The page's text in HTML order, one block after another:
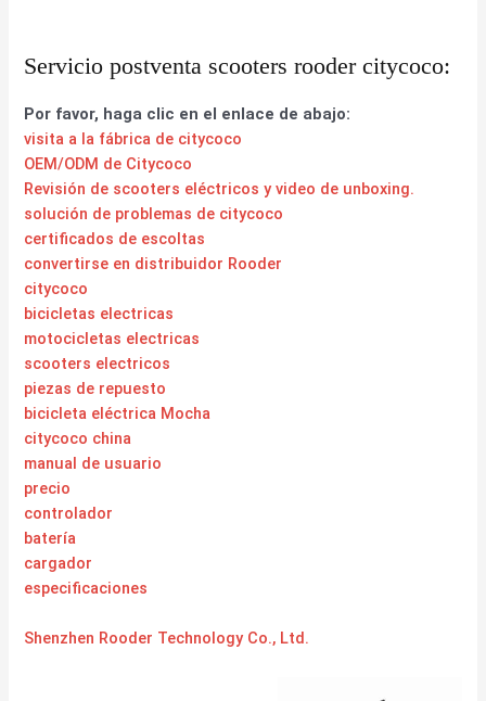
Servicio postventa scooters rooder citycoco:
Por favor, haga clic en el enlace de abajo:
visita a la fábrica de citycoco
OEM/ODM de Citycoco
Revisión de scooters eléctricos y video de unboxing.
solución de problemas de citycoco
certificados de escoltas
convertirse en distribuidor Rooder
citycoco
bicicletas electricas
motocicletas electricas
scooters electricos
piezas de repuesto
bicicleta eléctrica Mocha
citycoco china
manual de usuario
precio
controlador
batería
cargador
especificaciones
Shenzhen Rooder Technology Co., Ltd.